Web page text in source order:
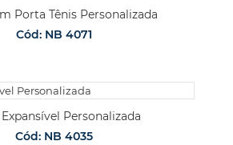
Porta Tênis Personalizada
Cód: NB 4071
Personalizada
Cód: NB 4035